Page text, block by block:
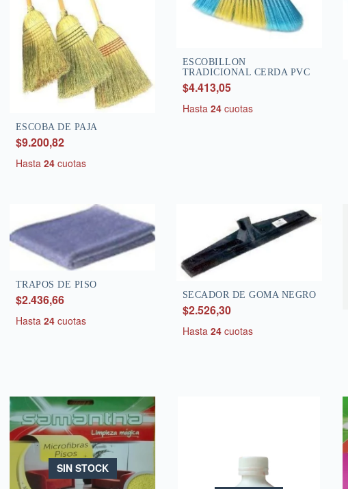
ESCOBA DE PAJA
$9.200,82
Hasta 24cuotas
ESCOBILLON
TRADICIONAL CERDA PVC
$4.413,05
Hasta 24cuotas
TRAPOS DE PISO
$2.436,66
Hasta 24cuotas
SECADOR DE GOMA NEGRO
$2.526,30
Hasta 24cuotas
SIN STOCK